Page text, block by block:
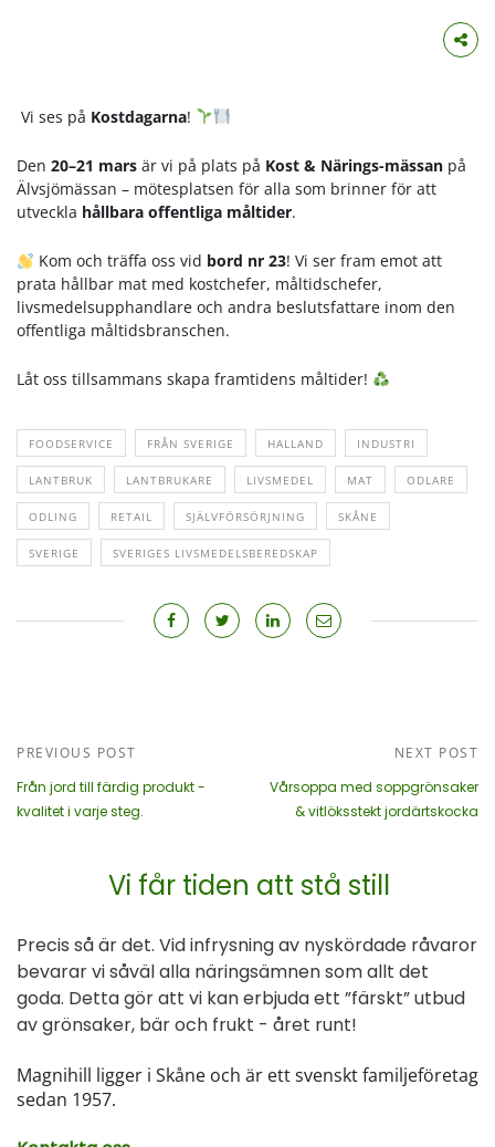
Vi ses på Kostdagarna!
Den 20–21 mars är vi på plats på Kost & Närings-mässan på
Älvsjömässan – mötesplatsen för alla som brinner för att
utveckla hållbara offentliga måltider.
Kom och träffa oss vid bord nr 23! Vi ser fram emot att
prata hållbar mat med kostchefer, måltidschefer,
livsmedelsupphandlare och andra beslutsfattare inom den
offentliga måltidsbranschen.
Låt oss tillsammans skapa framtidens måltider!
FOODSERVICE FRÅN SVERIGE HALLAND INDUSTRI
LANTBRUK LANTBRUKARE LIVSMEDEL MAT ODLARE
ODLING RETAIL SJÄLVFÖRSÖRJNING SKÅNE
SVERIGE SVERIGES LIVSMEDELSBEREDSKAP
PREVIOUS POST
Från jord till färdig produkt -
kvalitet i varje steg.
NEXT POST
Vårsoppa med soppgrönsaker
& vitlöksstekt jordärtskocka
Vi får tiden att stå still
Precis så är det. Vid infrysning av nyskördade råvaror
bevarar vi såväl alla näringsämnen som allt det
goda. Detta gör att vi kan erbjuda ett ”färskt” utbud
av grönsaker, bär och frukt - året runt!
Magnihill ligger i Skåne och är ett svenskt familjeföretag
sedan 1957.